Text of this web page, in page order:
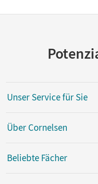
Unser Service für Sie
Über Cornelsen
Beliebte Fächer